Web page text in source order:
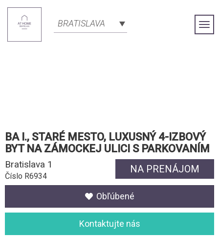
BRATISLAVA
BA I., STARÉ MESTO, LUXUSNÝ 4-IZBOVÝ
BYT NA ZÁMOCKEJ ULICI S PARKOVANÍM
NA PRENÁJOM
Bratislava 1
Číslo R6934
Obľúbené
Kontaktujte nás